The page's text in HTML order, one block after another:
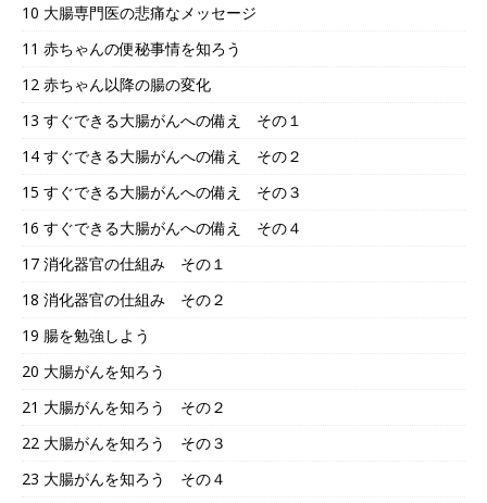
10 大腸専門医の悲痛なメッセージ
11 赤ちゃんの便秘事情を知ろう
12 赤ちゃん以降の腸の変化
13 すぐできる大腸がんへの備え その１
14 すぐできる大腸がんへの備え その２
15 すぐできる大腸がんへの備え その３
16 すぐできる大腸がんへの備え その４
17 消化器官の仕組み その１
18 消化器官の仕組み その２
19 腸を勉強しよう
20 大腸がんを知ろう
21 大腸がんを知ろう その２
22 大腸がんを知ろう その３
23 大腸がんを知ろう その４